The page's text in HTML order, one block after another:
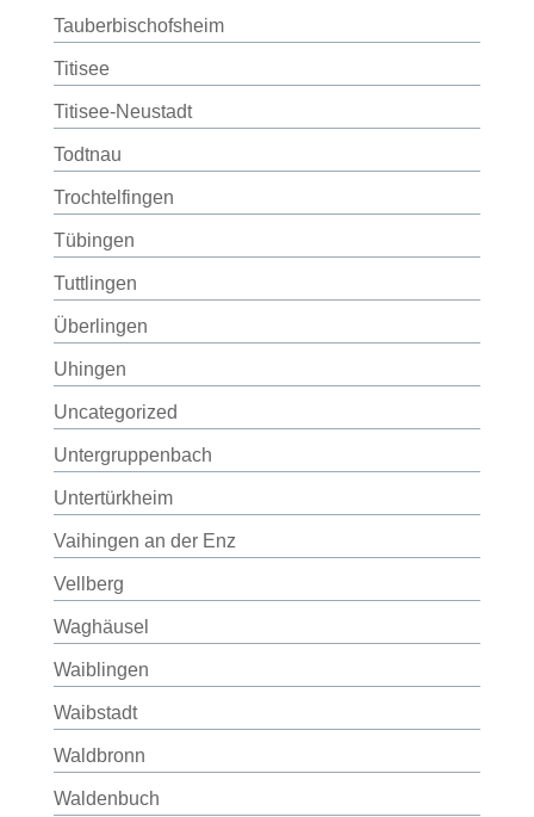
Tauberbischofsheim
Titisee
Titisee-Neustadt
Todtnau
Trochtelfingen
Tübingen
Tuttlingen
Überlingen
Uhingen
Uncategorized
Untergruppenbach
Untertürkheim
Vaihingen an der Enz
Vellberg
Waghäusel
Waiblingen
Waibstadt
Waldbronn
Waldenbuch